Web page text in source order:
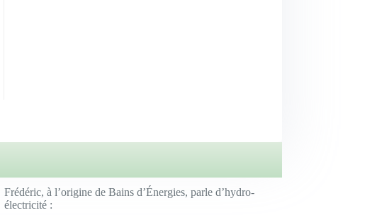
Frédéric, à l’origine de Bains d’Énergies, parle d’hydro-
électricité :